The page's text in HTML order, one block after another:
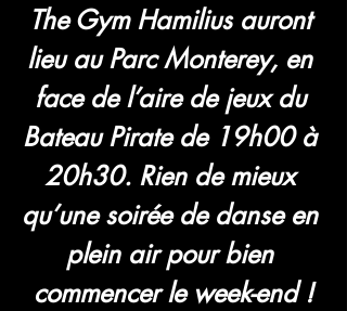
The Gym Hamilius auront
lieu au Parc Monterey, en
face de l’aire de jeux du
Bateau Pirate de 19h00 à
20h30. Rien de mieux
qu’une soirée de danse en
plein air pour bien
commencer le week-end !